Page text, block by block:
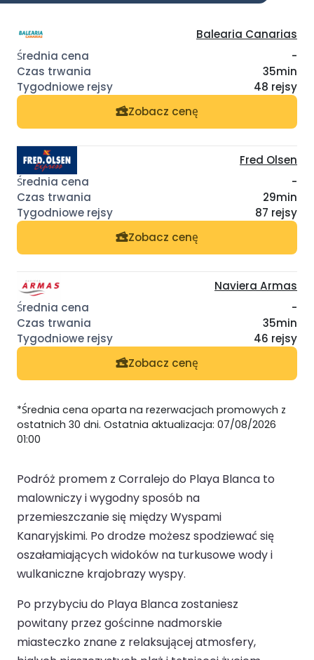
Balearia Canarias
-
35min
48 rejsy
Zobacz cenę
Fred Olsen
-
29min
87 rejsy
Zobacz cenę
Naviera Armas
-
35min
46 rejsy
Zobacz cenę
*Średnia cena oparta na rezerwacjach promowych z
ostatnich 30 dni. Ostatnia aktualizacja: 07/08/2026
01:00
Podróż promem z Corralejo do Playa Blanca to
malowniczy i wygodny sposób na
przemieszczanie się między Wyspami
Kanaryjskimi. Po drodze możesz spodziewać się
oszałamiających widoków na turkusowe wody i
wulkaniczne krajobrazy wyspy.
Po przybyciu do Playa Blanca zostaniesz
powitany przez gościnne nadmorskie
miasteczko znane z relaksującej atmosfery,